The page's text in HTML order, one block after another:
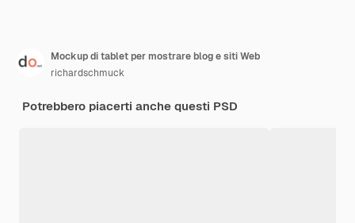
Mockup di tablet per mostrare blog e siti Web
richardschmuck
Potrebbero piacerti anche questi PSD